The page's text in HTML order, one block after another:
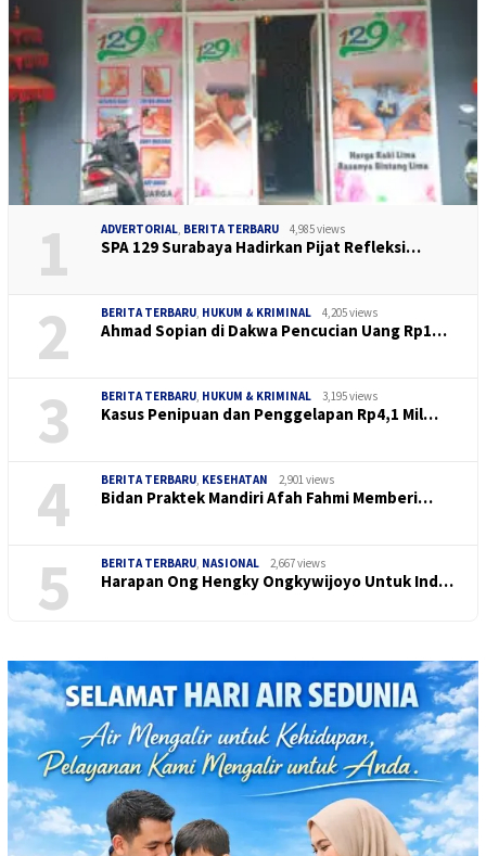
1 ADVERTORIAL, BERITA TERBARU 4,985 views
SPA 129 Surabaya Hadirkan Pijat Refleksi…
2 BERITA TERBARU, HUKUM & KRIMINAL 4,205 views
Ahmad Sopian di Dakwa Pencucian Uang Rp1…
3 BERITA TERBARU, HUKUM & KRIMINAL 3,195 views
Kasus Penipuan dan Penggelapan Rp4,1 Mil…
4 BERITA TERBARU, KESEHATAN 2,901 views
Bidan Praktek Mandiri Afah Fahmi Memberi…
5 BERITA TERBARU, NASIONAL 2,667 views
Harapan Ong Hengky Ongkywijoyo Untuk Ind…